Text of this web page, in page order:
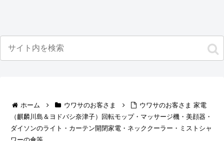
ホーム ウワサのお客さま
ウワサのお客さま 家電
（麒麟川島＆ヨドバシ奈津子）回転モップ・マッサージ機・美顔器・
ダイソンのライト・カーテン開閉家電・ネッククーラー・ミストシャ